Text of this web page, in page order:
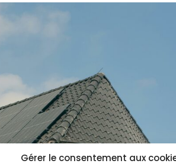
Gérer le consentement aux